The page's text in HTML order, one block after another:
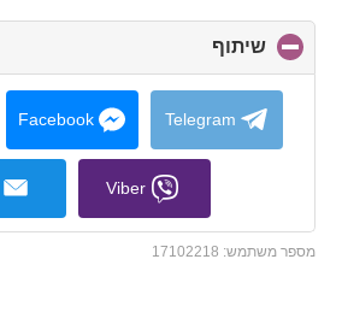
שיתוף
to
collapse
contents
Telegram
Facebook
Viber
מספר משתמש: 17102218